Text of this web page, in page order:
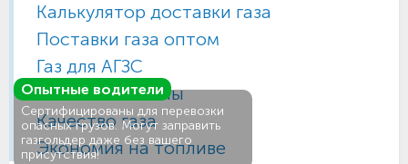
Калькулятор доставки газа
Поставки газа оптом
Газ для АГЗС
Газовые баллоны
Качество газа
Экономия на топливе
Опытные водители
Сертифицированы для перевозки
опасных грузов. Могут заправить
газгольдер даже без вашего
присутствия!